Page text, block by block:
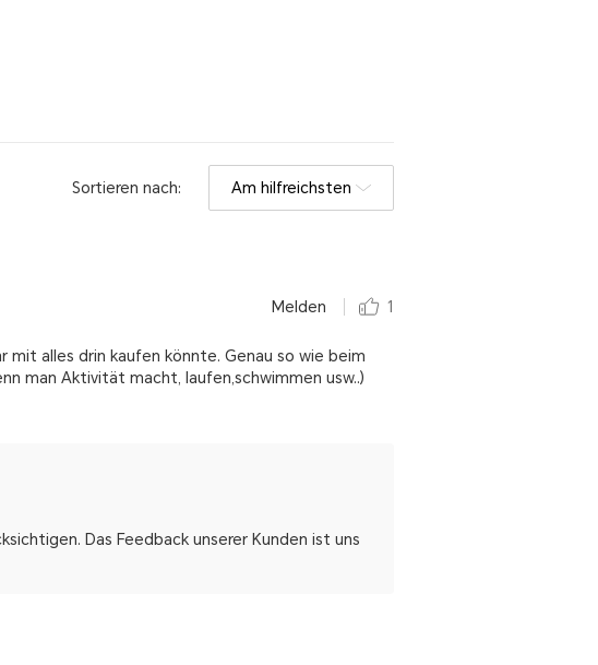
Sortieren nach: Am hilfreichsten
Melden 1
mit alles drin kaufen könnte. Genau so wie beim
man Aktivität macht, laufen,schwimmen usw..)
Das Feedback unserer Kunden ist uns